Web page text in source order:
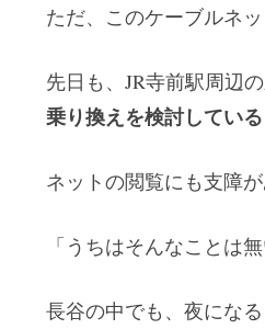
ただ、このケーブルネッ
先日も、JR寺前駅周辺
乗り換えを検討している
ネットの閲覧にも支障
「うちはそんなことは
長谷の中でも、夜にな